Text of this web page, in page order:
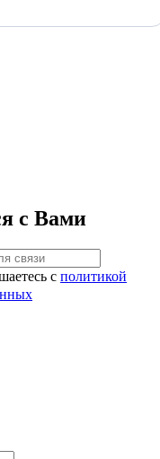
с Вами
с политикой